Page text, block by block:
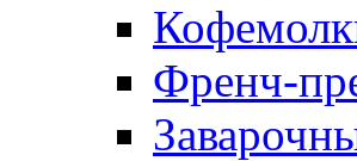
Френч-